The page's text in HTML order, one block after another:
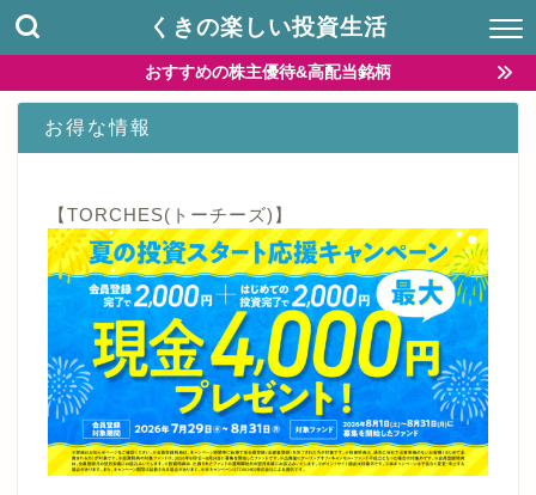
くきの楽しい投資生活
おすすめの株主優待&高配当銘柄
お得な情報
【TORCHES(トーチーズ)】